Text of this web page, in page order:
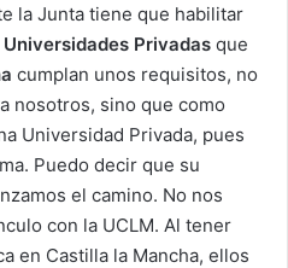
la Junta tiene que habilitar
Universidades Privadas que
cumplan unos requisitos, no
nosotros, sino que como
Universidad Privada, pues
Puedo decir que su
el camino. No nos
con la UCLM. Al tener
en Castilla la Mancha, ellos